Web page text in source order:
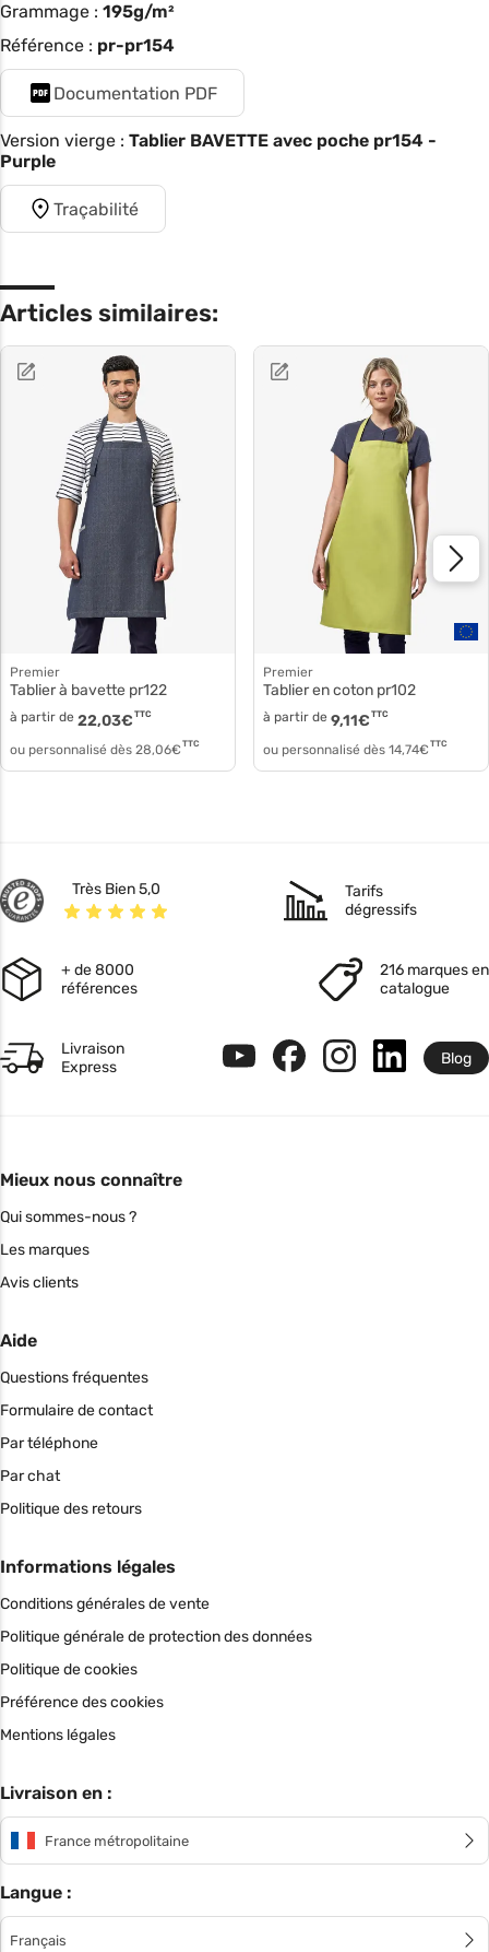
Grammage : 195g/m²
Référence : pr-pr154
Documentation PDF
Version vierge : Tablier BAVETTE avec poche pr154 -
Purple
Traçabilité
Articles similaires:
Premier
Tablier à bavette pr122
à partir de 22,03€ TTC
ou personnalisé dès 28,06€ TTC
Premier
Tablier en coton pr102
à partir de 9,11€ TTC
ou personnalisé dès 14,74€ TTC
Très Bien 5,0
Tarifs
dégressifs
+ de 8000
références
216 marques en
catalogue
Livraison
Express
Blog
Mieux nous connaître
Qui sommes-nous ?
Les marques
Avis clients
Aide
Questions fréquentes
Formulaire de contact
Par téléphone
Par chat
Politique des retours
Informations légales
Conditions générales de vente
Politique générale de protection des données
Politique de cookies
Préférence des cookies
Mentions légales
Livraison en :
France métropolitaine
Langue :
Français